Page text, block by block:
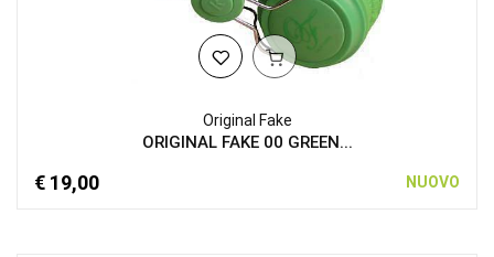
Original Fake
ORIGINAL FAKE 00 GREEN...
€ 19,00 NUOVO